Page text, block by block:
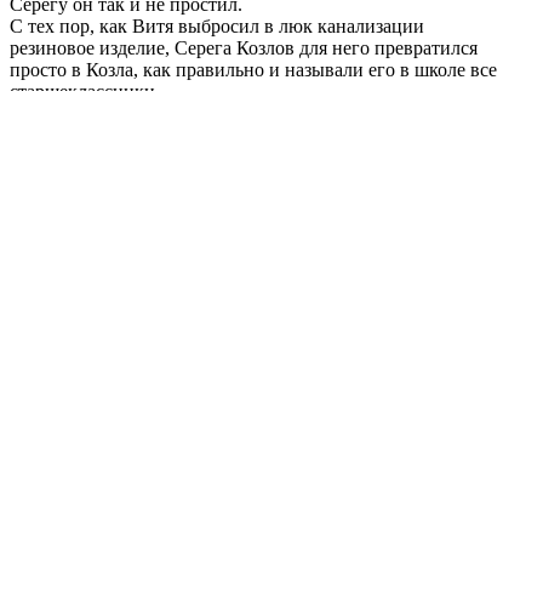
С тех пор, как Витя выбросил в люк канализации
резиновое изделие, Серега Козлов для него превратился
просто в Козла, как правильно и называли его в школе все
старшеклассники.